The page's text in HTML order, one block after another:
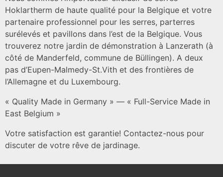
Hoklartherm de haute qualité pour la Belgique et votre
partenaire professionnel pour les serres, parterres
surélevés et pavillons dans l’est de la Belgique. Vous
trouverez notre jardin de démonstration à Lanzerath (à
côté de Manderfeld, commune de Büllingen). A deux
pas d’Eupen-Malmedy-St.Vith et des frontières de
l’Allemagne et du Luxembourg.
« Quality Made in Germany » — « Full-Service Made in
East Belgium »
Votre satisfaction est garantie! Contactez-nous pour
discuter de votre rêve de jardinage.